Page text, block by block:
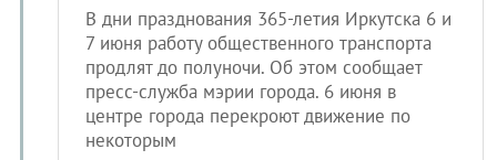
В дни празднования 365-летия Иркутска 6 и
7 июня работу общественного транспорта
продлят до полуночи. Об этом сообщает
пресс-служба мэрии города. 6 июня в
центре города перекроют движение по
некоторым